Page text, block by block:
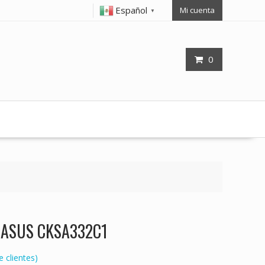
Español ▼ Mi cuenta
0
CKSA332C1
clientes)